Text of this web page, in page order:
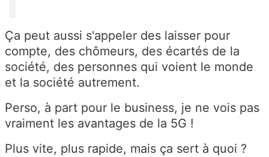
Ça peut aussi s'appeler des laisser pour
compte, des chômeurs, des écartés de la
société, des personnes qui voient le monde
et la société autrement.
Perso, à part pour le business, je ne vois pas
vraiment les avantages de la 5G !
Plus vite, plus rapide, mais ça sert à quoi ?